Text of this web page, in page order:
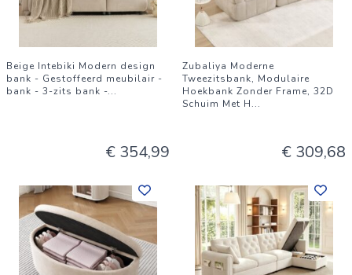
Beige Intebiki Modern design
bank - Gestoffeerd meubilair -
bank - 3-zits bank -...
€ 354,99
Zubaliya Moderne
Tweezitsbank, Modulaire
Hoekbank Zonder Frame, 32D
Schuim Met H...
€ 309,68